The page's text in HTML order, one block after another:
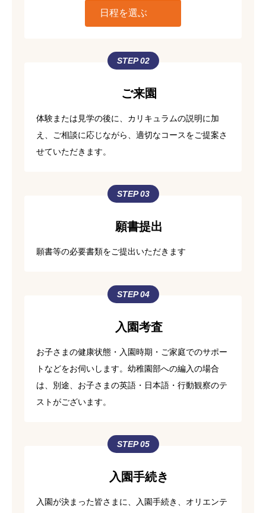
日程を選ぶ
STEP 02
ご来園
体験または見学の後に、カリキュラムの説明に加
え、ご相談に応じながら、適切なコースをご提案さ
せていただきます。
STEP 03
願書提出
願書等の必要書類をご提出いただきます
STEP 04
入園考査
お子さまの健康状態・入園時期・ご家庭でのサポー
トなどをお伺いします。幼稚園部への編入の場合
は、別途、お子さまの英語・日本語・行動観察のテ
ストがございます。
STEP 05
入園手続き
入園が決まった皆さまに、入園手続き、オリエンテ